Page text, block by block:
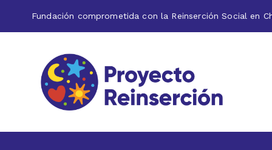
Fundación comprometida con la Reinserción Social en